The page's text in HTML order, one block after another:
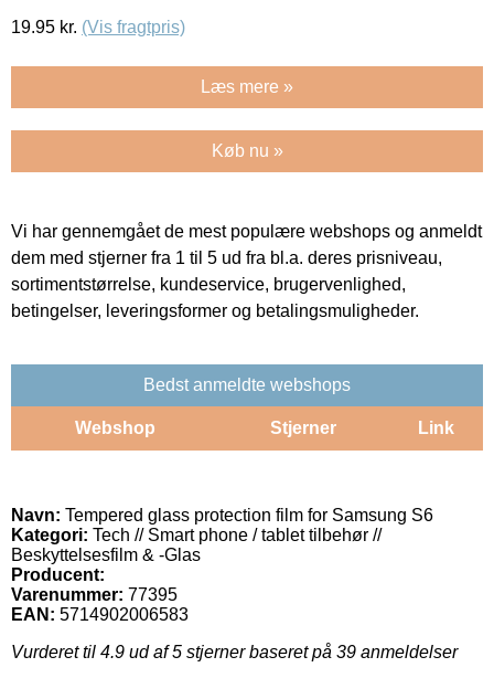
19.95 kr. (Vis fragtpris)
Læs mere »
Køb nu »
Vi har gennemgået de mest populære webshops og anmeldt
dem med stjerner fra 1 til 5 ud fra bl.a. deres prisniveau,
sortimentstørrelse, kundeservice, brugervenlighed,
betingelser, leveringsformer og betalingsmuligheder.
Bedst anmeldte webshops
Webshop Stjerner Link
Navn: Tempered glass protection film for Samsung S6
Kategori: Tech // Smart phone / tablet tilbehør //
Beskyttelsesfilm & -Glas
Producent:
Varenummer: 77395
EAN: 5714902006583
Vurderet til 4.9 ud af 5 stjerner baseret på 39 anmeldelser